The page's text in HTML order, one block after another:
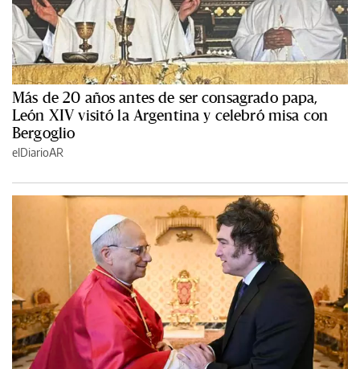
Más de 20 años antes de ser consagrado papa,
León XIV visitó la Argentina y celebró misa con
Bergoglio
elDiarioAR